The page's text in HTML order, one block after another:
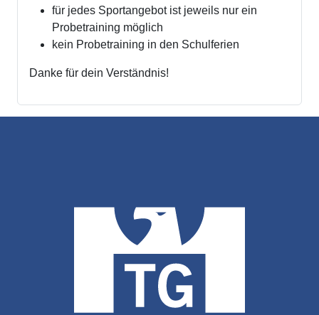
für jedes Sportangebot ist jeweils nur ein
Probetraining möglich
kein Probetraining in den Schulferien
Danke für dein Verständnis!